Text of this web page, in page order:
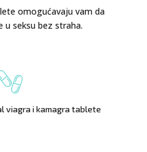
omogućavaju vam da
u seksu bez straha.
viagra i kamagra tablete